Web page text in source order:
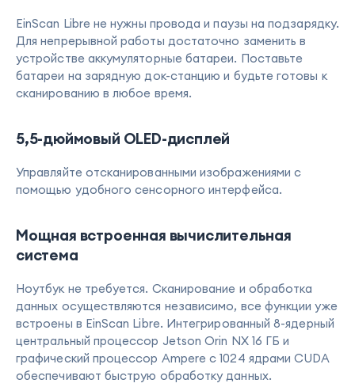
EinScan Libre не нужны провода и паузы на подзарядку.
Для непрерывной работы достаточно заменить в
устройстве аккумуляторные батареи. Поставьте
батареи на зарядную док-станцию и будьте готовы к
сканированию в любое время.
5,5-дюймовый OLED-дисплей
Управляйте отсканированными изображениями с
помощью удобного сенсорного интерфейса.
Мощная встроенная вычислительная
система
Ноутбук не требуется. Сканирование и обработка
данных осуществляются независимо, все функции уже
встроены в EinScan Libre. Интегрированный 8-ядерный
центральный процессор Jetson Orin NX 16 ГБ и
графический процессор Ampere с 1024 ядрами CUDA
обеспечивают быструю обработку данных.